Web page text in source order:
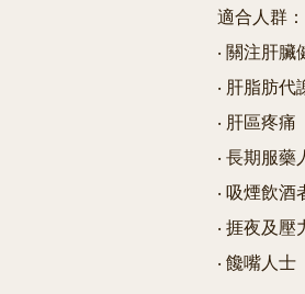
適合人群：
‧ 關注肝臟
‧ 肝脂肪代
‧ 肝區疼痛
‧ 長期服藥
‧ 吸煙飲酒
‧ 捱夜及壓
‧ 饞嘴人士